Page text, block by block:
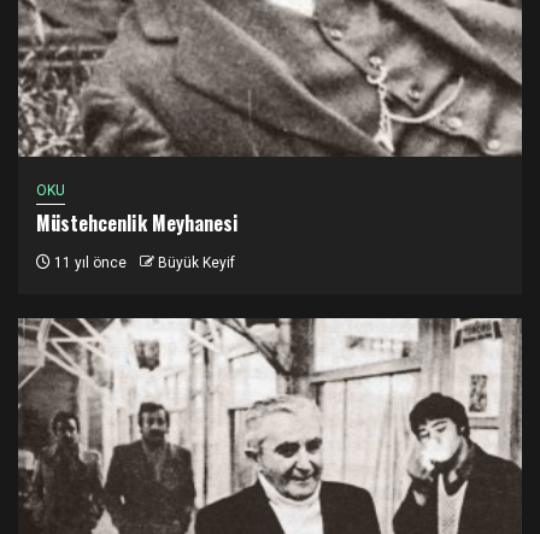
OKU
Müstehcenlik Meyhanesi
11 yıl önce Büyük Keyif